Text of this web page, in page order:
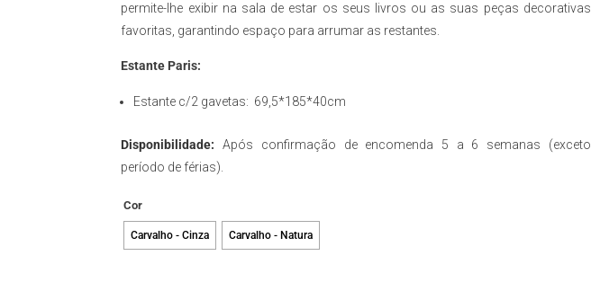
permite-lhe exibir na sala de estar os seus livros ou as suas peças decorativas
favoritas, garantindo espaço para arrumar as restantes.
Estante Paris:
Estante c/2 gavetas: 69,5*185*40cm
Disponibilidade:Após confirmação de encomenda 5 a 6 semanas (exceto
período de férias).
Cor
Carvalho - Cinza Carvalho - Natura